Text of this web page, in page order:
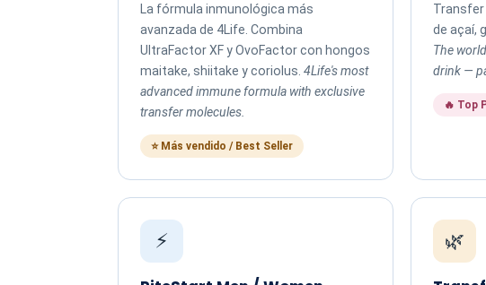
La fórmula inmunológica más
avanzada de 4Life. Combina
UltraFactor XF y OvoFactor con hongos
maitake, shiitake y coriolus. 4Life's most
advanced immune formula with exclusive
transfer molecules.
⭐ Más vendido / Best Seller
Transfer
de açaí,
The
drink —
🔥 Top
⚡ 🌿